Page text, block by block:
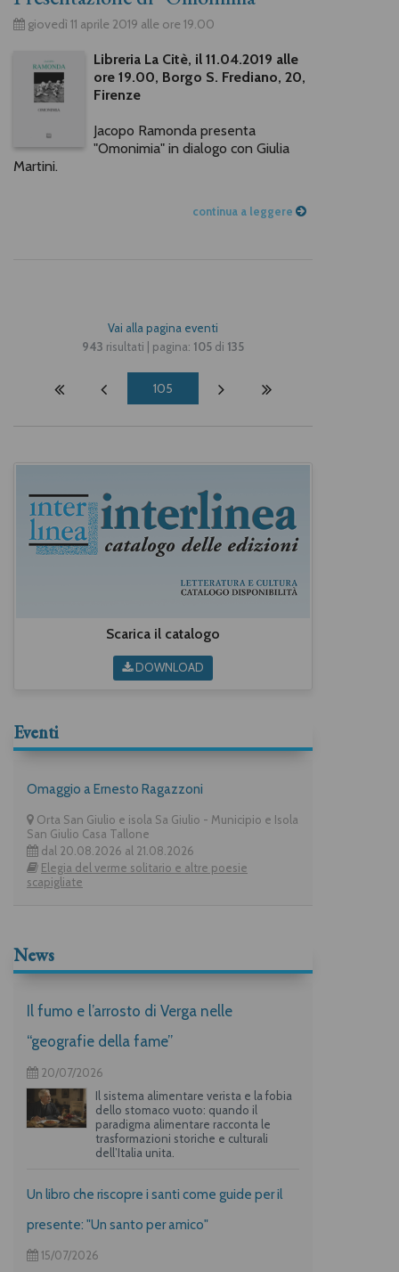
giovedì 11 aprile 2019 alle ore 19.00
Libreria La Citè, il 11.04.2019 alle
ore 19.00, Borgo S. Frediano, 20,
Firenze
Jacopo Ramonda presenta
"Omonimia" in dialogo con Giulia
Martini.
continua a leggere
Vai alla pagina eventi
943 risultati | pagina: 105 di 135
105
Scarica il catalogo
DOWNLOAD
Eventi
Omaggio a Ernesto Ragazzoni
Orta San Giulio e isola Sa Giulio - Municipio e Isola
San Giulio Casa Tallone
dal 20.08.2026 al 21.08.2026
Elegia del verme solitario e altre poesie
scapigliate
News
Il fumo e l’arrosto di Verga nelle
“geografie della fame”
20/07/2026
Il sistema alimentare verista e la fobia
dello stomaco vuoto: quando il
paradigma alimentare racconta le
trasformazioni storiche e culturali
dell’Italia unita.
Un libro che riscopre i santi come guide per il
presente: "Un santo per amico"
15/07/2026